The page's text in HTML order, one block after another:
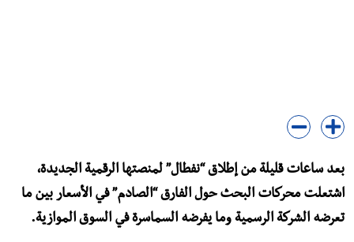
بعد ساعات قليلة من إطلاق “نفطال” لمنصتها الرقمية الجديدة،
اشتعلت محركات البحث حول الفارق “الصادم” في الأسعار بين ما
تعرضه الشركة الرسمية وما يفرضه السماسرة في السوق الموازية.